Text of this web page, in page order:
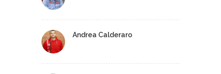
Andrea Calderaro